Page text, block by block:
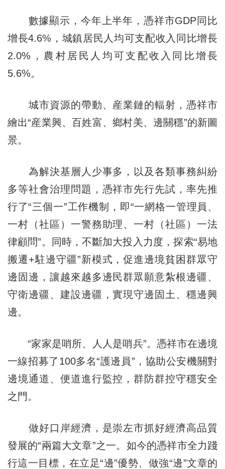
數據顯示，今年上半年，憑祥市GDP同比
增長4.6%，城鎮居民人均可支配收入同比增長
2.0%，農村居民人均可支配收入同比增長
5.6%。
城市資源的帶動、産業鏈的輻射，憑祥市
繪出“産業興、百姓富、鄉村美、邊關穩”的新圖
景。
為解決基層人少事多，以及各類事務糾紛
多等社會治理問題，憑祥市先行先試，率先推
行了“三個一”工作機制，即“一網格一管理員、
一村（社區）一警務助理、一村（社區）一法
律顧問”。同時，不斷加大投入力度，探索“易地
搬遷+駐邊守疆”新模式，促進邊境貧困群眾守
邊固邊，讓越來越多邊民群眾願意紮根邊疆、
守衛邊疆、建設邊疆，實現守邊固土、穩邊興
邊。
“家家是哨所、人人是哨兵”。憑祥市在邊境
一線招募了100多名“護邊員”，協助公安機關對
邊境通道、便道進行監控，群防群控守穩安全
之門。
做好口岸經濟，是崇左市抓好經濟高品質
發展的“兩篇大文章”之一。如今的憑祥市全力踐
行這一目標，在立足“邊”優勢、做強“邊”文章的